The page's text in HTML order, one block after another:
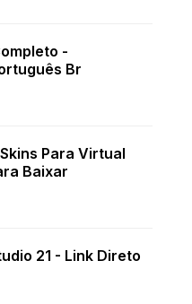
-
Br
Para Virtual
Baixar
21 - Link Direto